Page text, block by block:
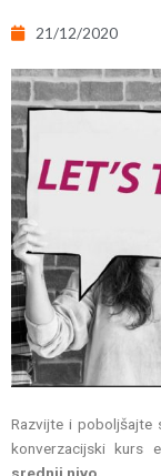
21/12/2020
Razvijte i poboljšajte
konverzacijski kurs